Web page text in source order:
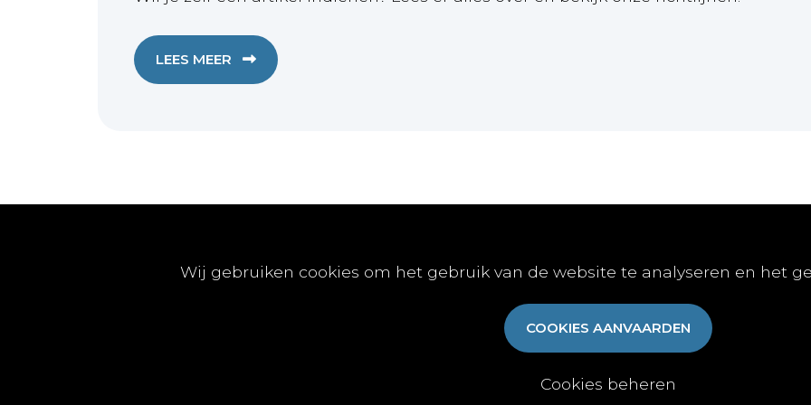
Wij gebruiken cookies om het gebruik van de website te analyseren en het
COOKIES AANVAARDEN
Cookies beheren
LEES MEER
Publicaties Online
Gratis-downloads
Publiceren
Vacature publiceren